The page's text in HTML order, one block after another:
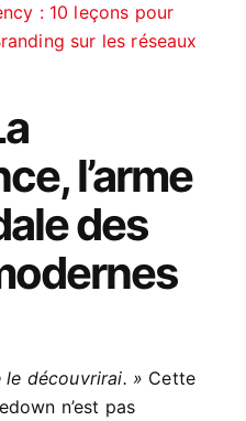
: 10 leçons pour
sur les réseaux
l’arme
des
le découvrirai. » Cette
n’est pas